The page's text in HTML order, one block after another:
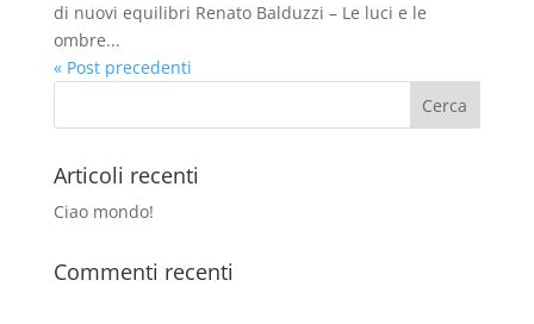
di nuovi equilibri Renato Balduzzi – Le luci e le
ombre...
« Post precedenti
Articoli recenti
Ciao mondo!
Commenti recenti